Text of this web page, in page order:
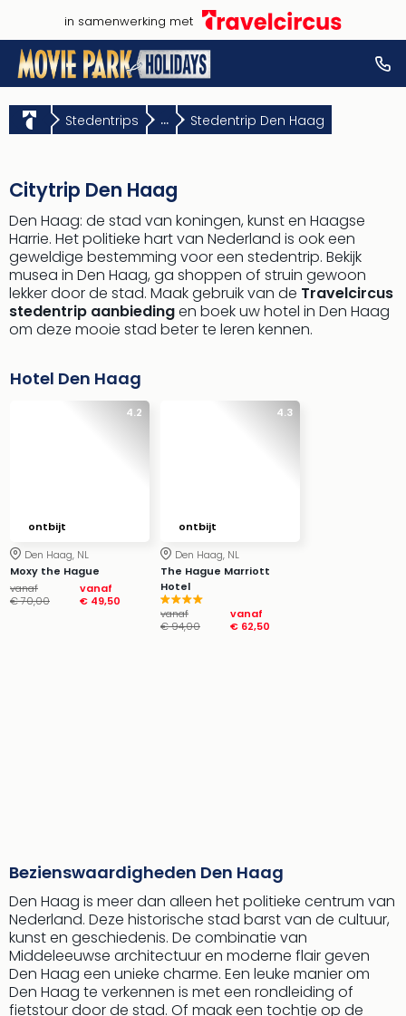
in samenwerking met
Stedentrips ... Stedentrip Den Haag
Citytrip Den Haag
Den Haag: de stad van koningen, kunst en Haagse
Harrie. Het politieke hart van Nederland is ook een
geweldige bestemming voor een stedentrip. Bekijk
musea in Den Haag, ga shoppen of struin gewoon
lekker door de stad. Maak gebruik van de Travelcircus
stedentrip aanbiedingen boek uw hotel in Den Haag
om deze mooie stad beter te leren kennen.
Hotel Den Haag
4.2
ontbijt
Den Haag, NL
Moxy the Hague
vanaf
€ 70,00
vanaf
€ 49,50
4.3
ontbijt
Den Haag, NL
The Hague Marriott
Hotel
vanaf
€ 94,00
vanaf
€ 62,50
Bezienswaardigheden Den Haag
Den Haag is meer dan alleen het politieke centrum van
Nederland. Deze historische stad barst van de cultuur,
kunst en geschiedenis. De combinatie van
Middeleeuwse architectuur en moderne flair geven
Den Haag een unieke charme. Een leuke manier om
Den Haag te verkennen is met een rondleiding of
fietstour door de stad. Of maak een tochtje op de